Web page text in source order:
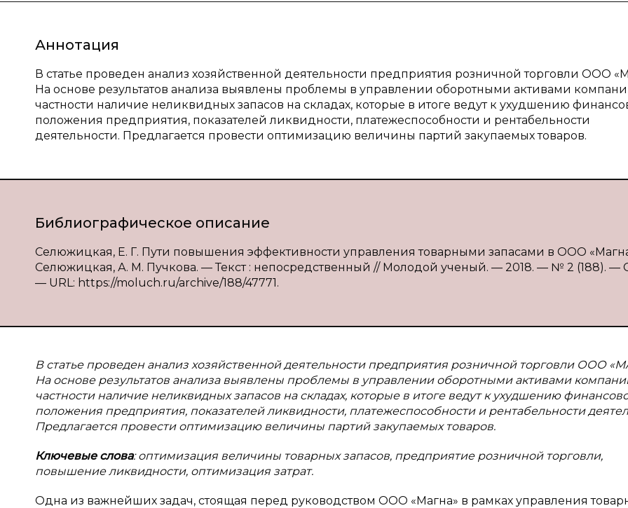
Аннотация
В статье проведен анализ хозяйственной деятельности предприятия розничной торговли ООО
На основе результатов анализа выявлены проблемы в управлении оборотными активами
частности наличие неликвидных запасов на складах, которые в итоге ведут к ухудшению
положения предприятия, показателей ликвидности, платежеспособности и рентабельности
деятельности. Предлагается провести оптимизацию величины партий закупаемых товаров.
Библиографическое описание
Селюжицкая, Е. Г. Пути повышения эффективности управления товарными запасами в ООО
Селюжицкая, А. М. Пучкова. — Текст : непосредственный // Молодой ученый. — 2018. — № 2 (188). —
— URL: https://moluch.ru/archive/188/47771.
В статье проведен анализ хозяйственной деятельности предприятия розничной торговли ООО
На основе результатов анализа выявлены проблемы в управлении оборотными активами
частности наличие неликвидных запасов на складах, которые в итоге ведут к ухудшению
положения предприятия, показателей ликвидности, платежеспособности и рентабельности
Предлагается провести оптимизацию величины партий закупаемых товаров.
Ключевые слова: оптимизация величины товарных запасов, предприятие розничной торговли,
повышение ликвидности, оптимизация затрат.
Одна из важнейших задач, стоящая перед руководством ООО «Магна» в рамках управления